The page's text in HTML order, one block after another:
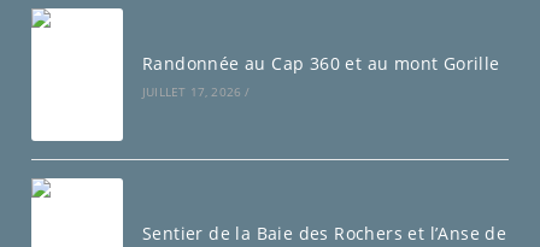
Randonnée au Cap 360 et au mont Gorille
JUILLET 17, 2026 /
Sentier de la Baie des Rochers et l’Anse de